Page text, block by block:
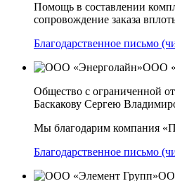
Помощь в составлении
сопровождение заказа
Благодарственное письмо
ООО
Общество с ограниченной
Баскакову Сергею
Мы благодарим компания
Благодарственное письмо